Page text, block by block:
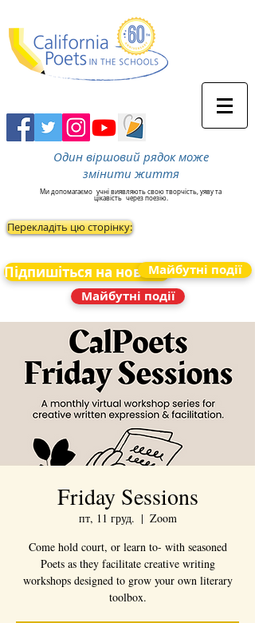
Один віршовий рядок може
змінити життя
Ми допомагаємо учні виявляють свою творчість, уяву та
цікавість через поезію.
Перекладіть цю сторінку:
Підпишіться на новиниМайбутні події
Майбутні події
Friday Sessions
пт, 11 груд.
  |
Zoom
Come hold court, or learn to- with seasoned
Poets as they facilitate creative writing
workshops designed to grow your own literary
toolbox.